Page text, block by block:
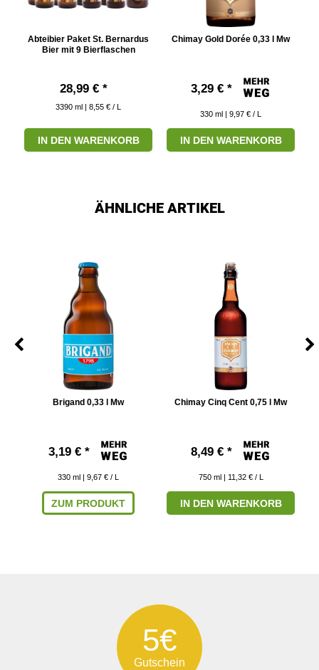
Abteibier Paket St. Bernardus
Bier mit 9 Bierflaschen
28,99 € *
3390 ml | 8,55 € / L
IN DEN WARENKORB
Chimay Gold Dorée 0,33 l Mw
3,29 € *
330 ml | 9,97 € / L
IN DEN WARENKORB
ÄHNLICHE ARTIKEL
Brigand 0,33 l Mw
3,19 € *
330 ml | 9,67 € / L
ZUM PRODUKT
Chimay Cinq Cent 0,75 l Mw
8,49 € *
750 ml | 11,32 € / L
IN DEN WARENKORB
5€
Gutschein